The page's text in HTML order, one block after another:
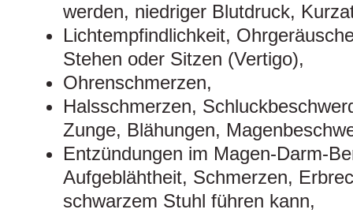
werden, niedriger Blutdruck,
Lichtempfindlichkeit,
Stehen oder Sitzen (Vertigo),
Ohrenschmerzen,
Halsschmerzen,
Zunge, Blähungen,
Entzündungen im Magen-Darm-
Aufgeblähtheit, Schmerzen,
schwarzem Stuhl führen kann,